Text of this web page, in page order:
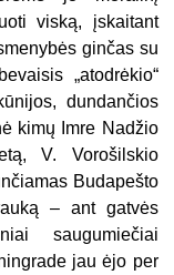
viską, įskaitant
ginčas su
„atodrėkio“
dundančios
kimų Imre Nadžio
V. Vorošilskio
Budapešto
– ant gatvės
saugumiečiai
jau ėjo per